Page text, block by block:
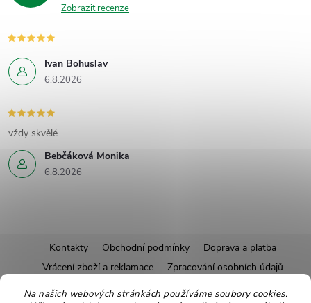
Na našich webových stránkách používáme soubory cookies.
Zobrazit recenze
Ivan Bohuslav
6.8.2026
Bebčáková Monika
6.8.2026
vždy skvělé
á
Kontakty Obchodní podmínky
Doprava a platba
Vrácení zboží a reklamace
Zpracování osobních údajů
Pravidla soutěží
Affiliate program
Recepty